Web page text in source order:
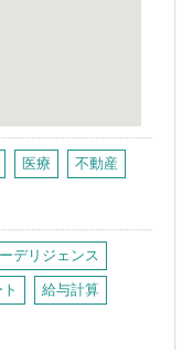
医療 不動産
デリジェンス
給与計算